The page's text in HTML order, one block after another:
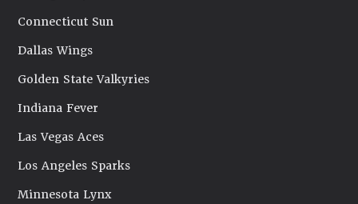
Connecticut Sun
Dallas Wings
Golden State Valkyries
Indiana Fever
Las Vegas Aces
Los Angeles Sparks
Minnesota Lynx